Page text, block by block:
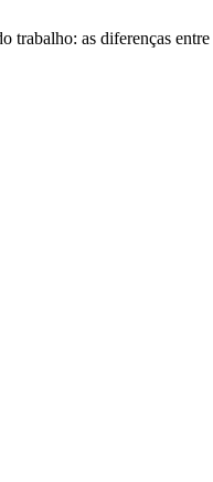
as diferenças